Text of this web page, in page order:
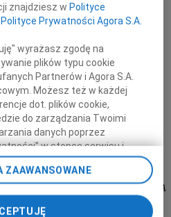
Sędzi Sądu Rejonowego w Kozienicach
Cześć Jej pamięci
Koleżanki i Koledzy
Sędziów Polskich IUSTITIA
Oddział w Radomiu
znajdziesz w Polityce
Polityce Prywatności Agora S.A.
wyrażasz zgodę na
plików typu cookie
Partnerów i Agora S.A.
Możesz też w każdej
dot. plików cookie,
do zarządzania Twoimi
danych poprzez
w stopce serwisu i
zaawansowane”.
możliwa jest także za
ZAAWANSOWANE